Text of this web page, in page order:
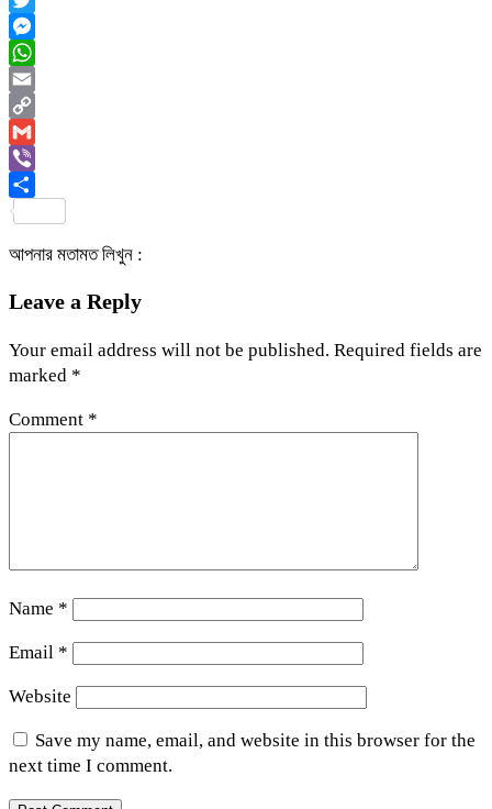
Twitter
Messenger
WhatsApp
Email
Copy
Link
Gmail
Viber
আপনার মতামত লিখুন :
Leave a Reply
Your email address will not be published. Required fields are
marked *
Comment *
Name *
Email *
Website
Save my name, email, and website in this browser for the
next time I comment.